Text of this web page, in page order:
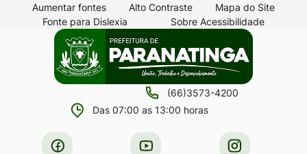
Seção
atalhos
acessibilidade
para
conteúdo
para
Aumentar fontes Alto Contraste
Mapa do Site
Fonte para Dislexia
Sobre Acessibilidade
Seção
menu
principal
principal
(66)3573-4200
Das 07:00 as 13:00 horas
Acessar
Acessar
Acessar